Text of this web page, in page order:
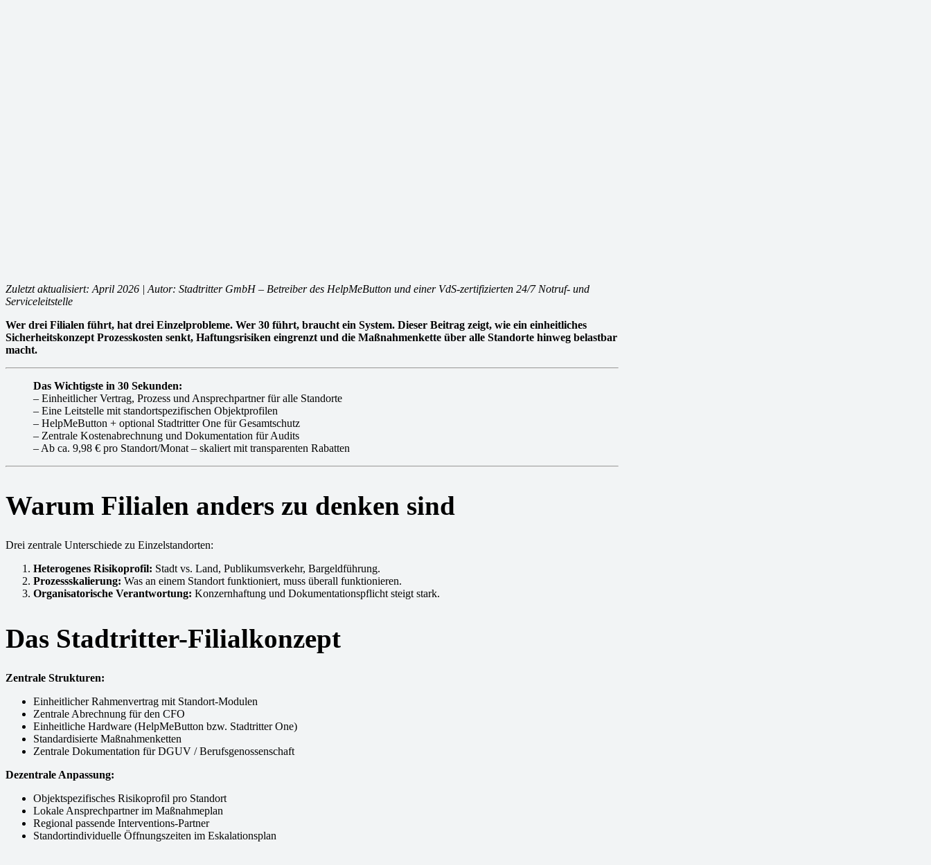
Zuletzt aktualisiert: April 2026 | Autor: Stadtritter GmbH – Betreiber des HelpMeButton und einer VdS-zertifizierten 24/7 Notruf- und
Serviceleitstelle
Wer drei Filialen führt, hat drei Einzelprobleme. Wer 30 führt, braucht ein System. Dieser Beitrag zeigt, wie ein einheitliches
Sicherheitskonzept Prozesskosten senkt, Haftungsrisiken eingrenzt und die Maßnahmenkette über alle Standorte hinweg belastbar
macht.
Das Wichtigste in 30 Sekunden:
– Einheitlicher Vertrag, Prozess und Ansprechpartner für alle Standorte
– Eine Leitstelle mit standortspezifischen Objektprofilen
– HelpMeButton + optional Stadtritter One für Gesamtschutz
– Zentrale Kostenabrechnung und Dokumentation für Audits
– Ab ca. 9,98 € pro Standort/Monat – skaliert mit transparenten Rabatten
Warum Filialen anders zu denken sind
Drei zentrale Unterschiede zu Einzelstandorten:
Heterogenes Risikoprofil: Stadt vs. Land, Publikumsverkehr, Bargeldführung.
Prozessskalierung: Was an einem Standort funktioniert, muss überall funktionieren.
Organisatorische Verantwortung: Konzernhaftung und Dokumentationspflicht steigt stark.
Das Stadtritter-Filialkonzept
Zentrale Strukturen:
Einheitlicher Rahmenvertrag mit Standort-Modulen
Zentrale Abrechnung für den CFO
Einheitliche Hardware (HelpMeButton bzw. Stadtritter One)
Standardisierte Maßnahmenketten
Zentrale Dokumentation für DGUV / Berufsgenossenschaft
Dezentrale Anpassung:
Objektspezifisches Risikoprofil pro Standort
Lokale Ansprechpartner im Maßnahmeplan
Regional passende Interventions-Partner
Standortindividuelle Öffnungszeiten im Eskalationsplan